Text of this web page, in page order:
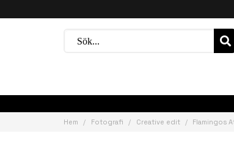
Hem Fotografi Creative edit Flamingos